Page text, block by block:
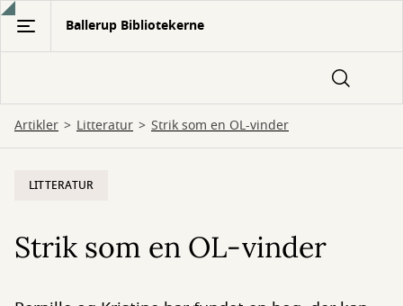
Gå
hovedindhold
Ballerup Bibliotekerne
Artikler Litteratur Strik som en OL-vinder
LITTERATUR
Strik som en OL-vinder